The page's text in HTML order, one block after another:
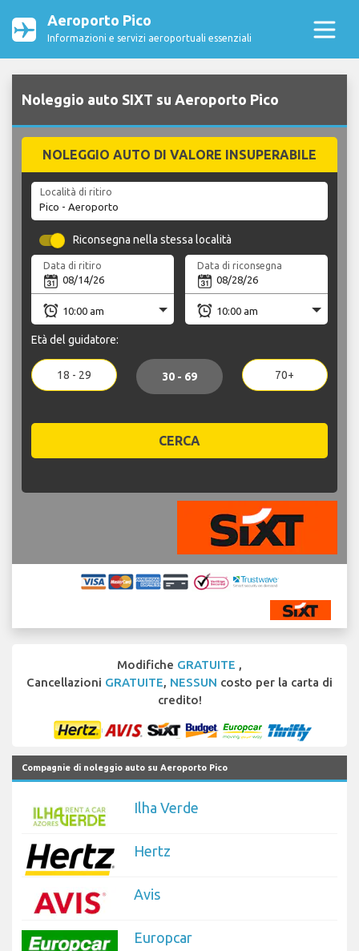
Aeroporto Pico
Informazioni e servizi aeroportuali essenziali
Noleggio auto SIXT su Aeroporto Pico
NOLEGGIO AUTO DI VALORE INSUPERABILE
Località di ritiro
Riconsegna nella stessa località
Data di ritiro Data di riconsegna
Età del guidatore:
18 - 29 30 - 69 70+
CERCA
Modifiche GRATUITE ,
Cancellazioni GRATUITE, NESSUN costo per la carta di
credito!
Compagnie di noleggio auto su Aeroporto Pico
Ilha Verde
Hertz
Avis
Europcar